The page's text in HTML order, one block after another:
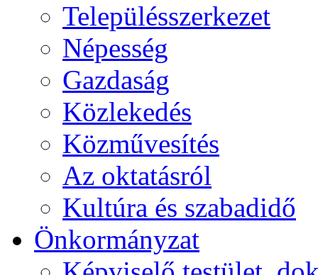
Településszerkezet
Népesség
Gazdaság
Közlekedés
Közművesítés
Az oktatásról
Kultúra és szabadidő
Önkormányzat